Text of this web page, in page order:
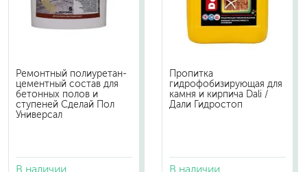
Ремонтный полиуретан-
цементный состав для
бетонных полов и
ступеней Сделай Пол
Универсал
В наличии
Пропитка
гидрофобизирующая для
камня и кирпича Dali /
Дали Гидростоп
В наличии